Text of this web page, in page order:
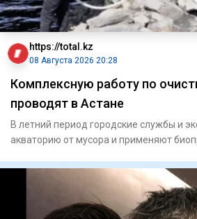
https://total.kz
08 Августа 2026 20:28
Комплексную работу по
проводят в Астане
В летний период городские службы и
акваторию от мусора и применяют